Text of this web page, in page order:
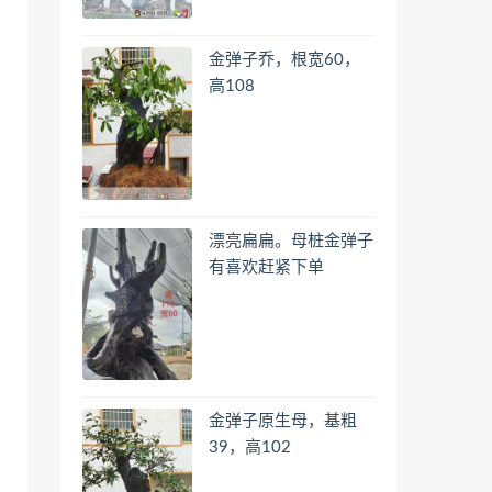
金弹子乔，根宽60，
高108
漂亮扁扁。母桩金弹子
有喜欢赶紧下单
金弹子原生母，基粗
39，高102